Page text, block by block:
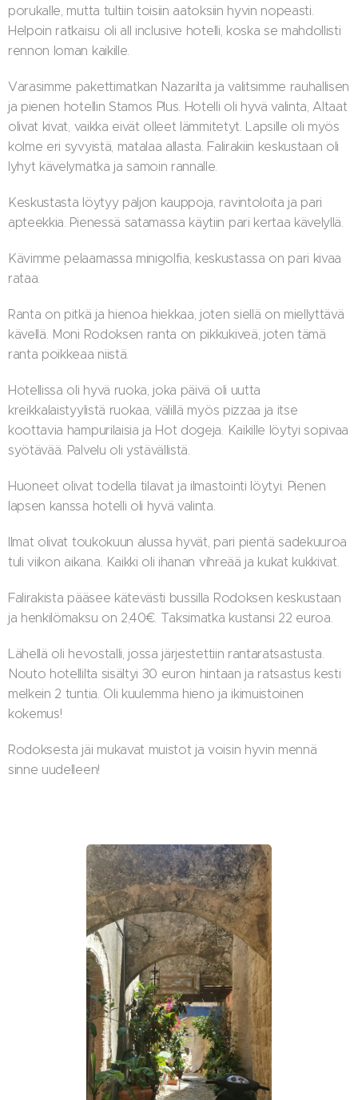
porukalle, mutta tultiin toisiin aatoksiin hyvin nopeasti.
Helpoin ratkaisu oli all inclusive hotelli, koska se mahdollisti
rennon loman kaikille.
Varasimme pakettimatkan Nazarilta ja valitsimme rauhallisen
ja pienen hotellin Stamos Plus. Hotelli oli hyvä valinta, Altaat
olivat kivat, vaikka eivät olleet lämmitetyt. Lapsille oli myös
kolme eri syvyistä, matalaa allasta. Falirakiin keskustaan oli
lyhyt kävelymatka ja samoin rannalle.
Keskustasta löytyy paljon kauppoja, ravintoloita ja pari
apteekkia. Pienessä satamassa käytiin pari kertaa kävelyllä.
Kävimme pelaamassa minigolfia, keskustassa on pari kivaa
rataa.
Ranta on pitkä ja hienoa hiekkaa, joten siellä on miellyttävä
kävellä. Moni Rodoksen ranta on pikkukiveä, joten tämä
ranta poikkeaa niistä.
Hotellissa oli hyvä ruoka, joka päivä oli uutta
kreikkalaistyylistä ruokaa, välillä myös pizzaa ja itse
koottavia hampurilaisia ja Hot dogeja. Kaikille löytyi sopivaa
syötävää. Palvelu oli ystävällistä.
Huoneet olivat todella tilavat ja ilmastointi löytyi. Pienen
lapsen kanssa hotelli oli hyvä valinta.
Ilmat olivat toukokuun alussa hyvät, pari pientä sadekuuroa
tuli viikon aikana. Kaikki oli ihanan vihreää ja kukat kukkivat.
Falirakista pääsee kätevästi bussilla Rodoksen keskustaan
ja henkilömaksu on 2,40€. Taksimatka kustansi 22 euroa.
Lähellä oli hevostalli, jossa järjestettiin rantaratsastusta.
Nouto hotellilta sisältyi 30 euron hintaan ja ratsastus kesti
melkein 2 tuntia. Oli kuulemma hieno ja ikimuistoinen
kokemus!
Rodoksesta jäi mukavat muistot ja voisin hyvin mennä
sinne uudelleen!